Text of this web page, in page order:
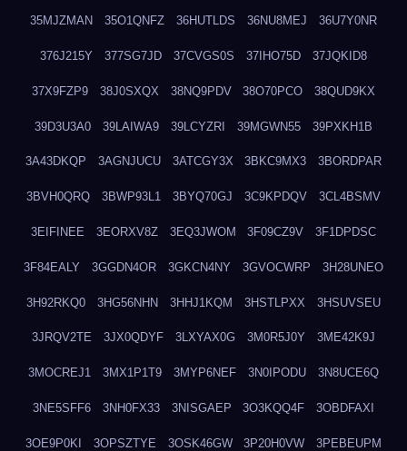
35MJZMAN 35O1QNFZ 36HUTLDS 36NU8MEJ 36U7Y0NR
376J215Y 377SG7JD 37CVGS0S 37IHO75D 37JQKID8
37X9FZP9 38J0SXQX 38NQ9PDV 38O70PCO 38QUD9KX
39D3U3A0 39LAIWA9 39LCYZRI 39MGWN55 39PXKH1B
3A43DKQP 3AGNJUCU 3ATCGY3X 3BKC9MX3 3BORDPAR
3BVH0QRQ 3BWP93L1 3BYQ70GJ 3C9KPDQV 3CL4BSMV
3EIFINEE 3EORXV8Z 3EQ3JWOM 3F09CZ9V 3F1DPDSC
3F84EALY 3GGDN4OR 3GKCN4NY 3GVOCWRP 3H28UNEO
3H92RKQ0 3HG56NHN 3HHJ1KQM 3HSTLPXX 3HSUVSEU
3JRQV2TE 3JX0QDYF 3LXYAX0G 3M0R5J0Y 3ME42K9J
3MOCREJ1 3MX1P1T9 3MYP6NEF 3N0IPODU 3N8UCE6Q
3NE5SFF6 3NH0FX33 3NISGAEP 3O3KQQ4F 3OBDFAXI
3OE9P0KI 3OPSZTYE 3OSK46GW 3P20H0VW 3PEBEUPM